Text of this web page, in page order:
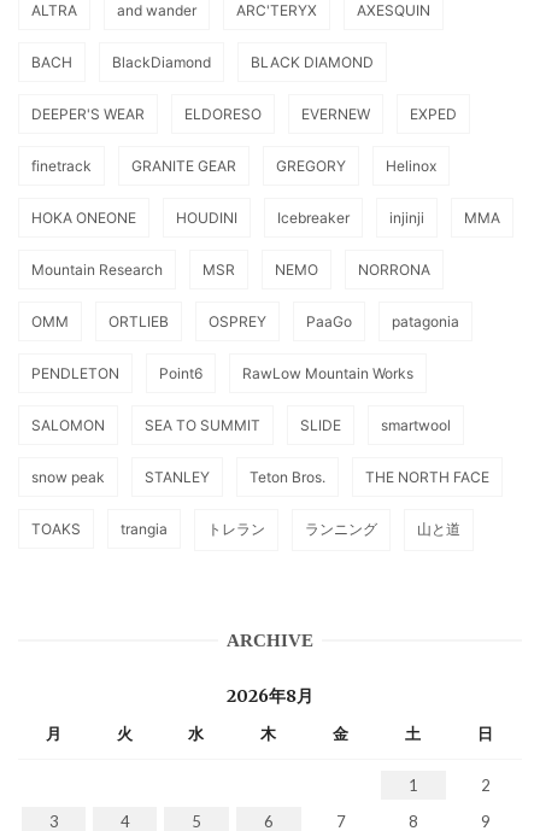
ALTRA and wander ARC'TERYX AXESQUIN
BACH BlackDiamond BLACK DIAMOND
DEEPER'S WEAR ELDORESO EVERNEW EXPED
finetrack GRANITE GEAR GREGORY Helinox
HOKA ONEONE HOUDINI Icebreaker injinji MMA
Mountain Research MSR NEMO NORRONA
OMM ORTLIEB OSPREY PaaGo patagonia
PENDLETON Point6 RawLow Mountain Works
SALOMON SEA TO SUMMIT SLIDE smartwool
snow peak STANLEY Teton Bros. THE NORTH FACE
TOAKS trangia トレラン ランニング 山と道
ARCHIVE
2026年8月
月 火 水 木 金 土 日
1
2
3
4 5 6 7 8 9